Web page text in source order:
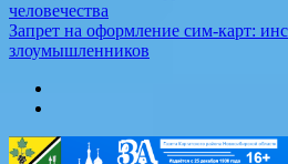
человечества
Запрет на оформление сим-карт:
злоумышленников